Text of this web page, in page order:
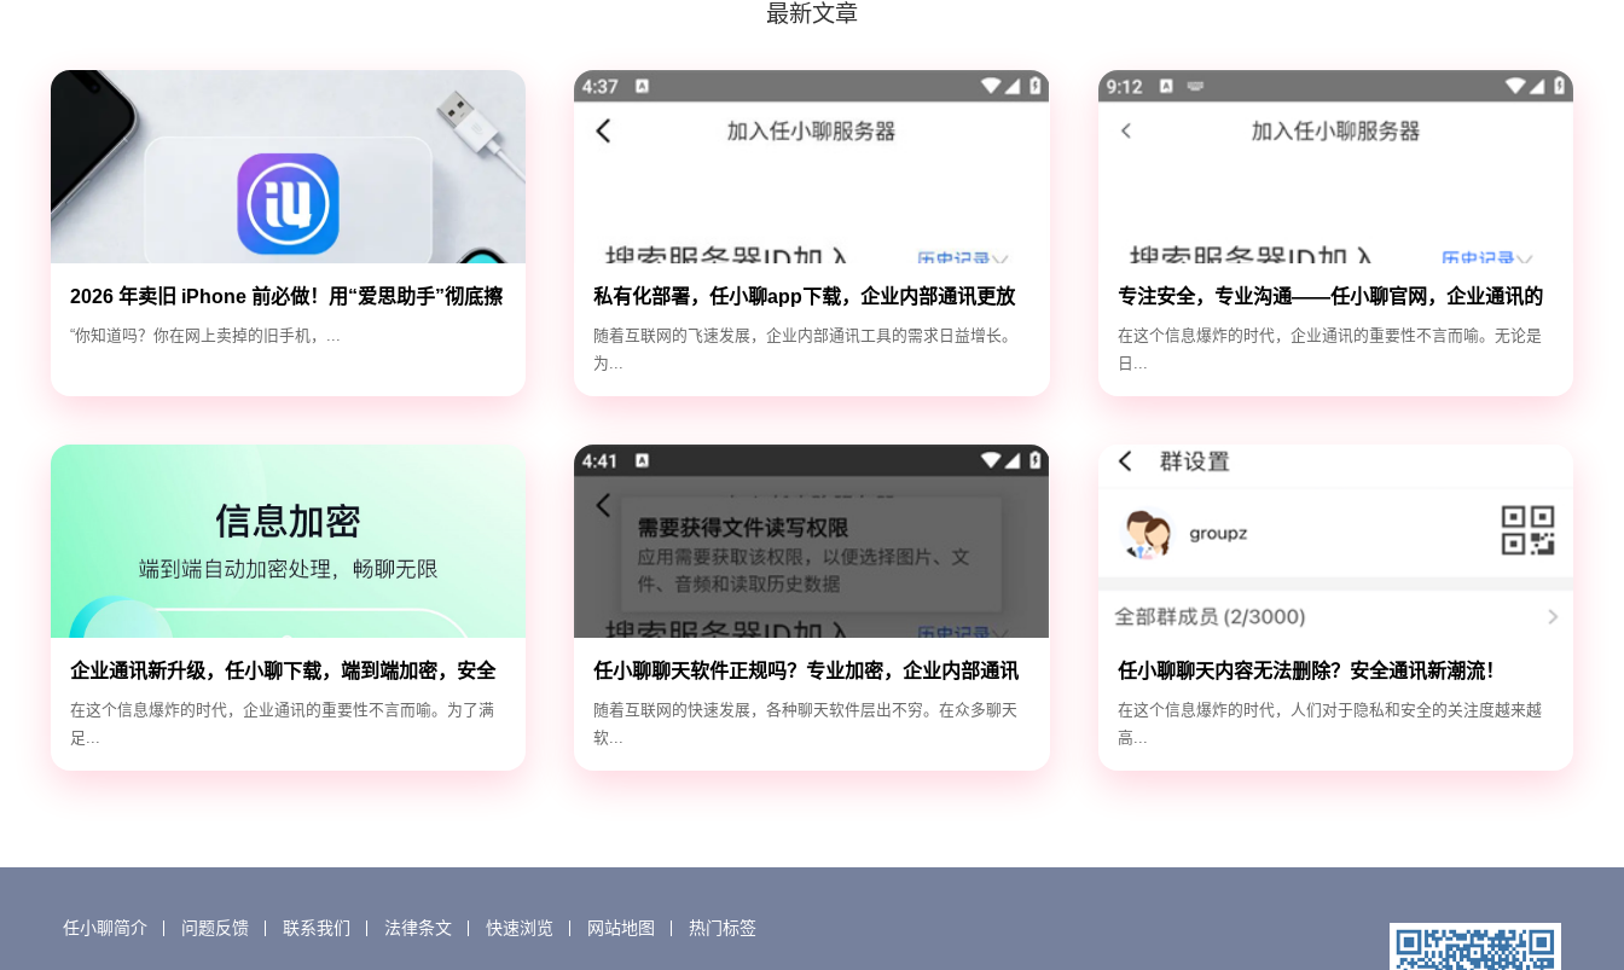
最新文章
2026 年卖旧 iPhone 前必做！用“爱思助手”彻底擦
除隐私，防止数据泄露
“你知道吗？你在网上卖掉的旧手机，...
私有化部署，任小聊app下载，企业内部通讯更放
心
随着互联网的飞速发展，企业内部通讯工具的需求日益增长。
为...
专注安全，专业沟通——任小聊官网，企业通讯的
安全守护神
在这个信息爆炸的时代，企业通讯的重要性不言而喻。无论是
日...
企业通讯新升级，任小聊下载，端到端加密，安全
高效！
在这个信息爆炸的时代，企业通讯的重要性不言而喻。为了满
足...
任小聊聊天软件正规吗？专业加密，企业内部通讯
首选！
随着互联网的快速发展，各种聊天软件层出不穷。在众多聊天
软...
任小聊聊天内容无法删除？安全通讯新潮流！
在这个信息爆炸的时代，人们对于隐私和安全的关注度越来越
高...
任小聊简介 问题反馈 联系我们 法律条文 快速浏览 网站地图 热门标签